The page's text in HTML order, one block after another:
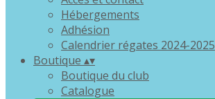
Hébergements
Adhésion
Calendrier régates 2024-2025
Boutique ▴▾
Boutique du club
Catalogue